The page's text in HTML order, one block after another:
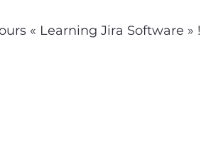
« Learning Jira Software » !